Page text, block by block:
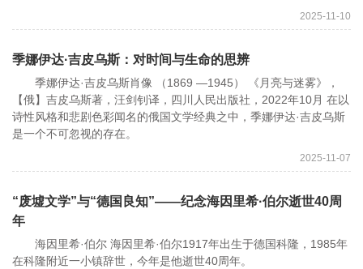
2025-11-10
季娜伊达·吉皮乌斯：对时间与生命的思辨
季娜伊达·吉皮乌斯肖像 （1869 —1945） 《月亮与迷雾》，
【俄】吉皮乌斯著，汪剑钊译，四川人民出版社，2022年10月 在以
诗性风格和悲剧色彩闻名的俄国文学经典之中，季娜伊达·吉皮乌斯
是一个不可忽视的存在。
2025-11-07
“废墟文学”与“德国良知”——纪念海因里希·伯尔逝世40周
年
海因里希·伯尔 海因里希·伯尔1917年出生于德国科隆，1985年
在科隆附近一小镇辞世，今年是他逝世40周年。